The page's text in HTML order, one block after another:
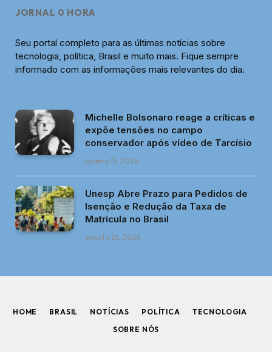
JORNAL 0 HORA
Seu portal completo para as últimas notícias sobre
tecnologia, política, Brasil e muito mais. Fique sempre
informado com as informações mais relevantes do dia.
Michelle Bolsonaro reage a críticas e
expõe tensões no campo
conservador após vídeo de Tarcísio
janeiro 15, 2026
Unesp Abre Prazo para Pedidos de
Isenção e Redução da Taxa de
Matrícula no Brasil
agosto 25, 2025
HOME BRASIL NOTÍCIAS POLÍTICA
TECNOLOGIA
SOBRE NÓS